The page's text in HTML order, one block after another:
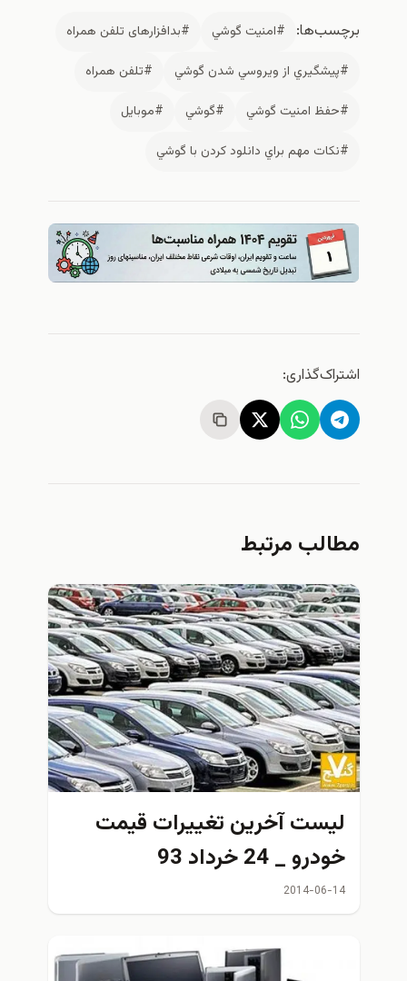
برچسب‌ها: #امنيت گوشي
#بدافزارهای تلفن همراه
#پيشگيري از ويروسي شدن گوشي
#تلفن همراه
#حفظ امنيت گوشي
#گوشي
#موبايل
#نكات مهم براي دانلود كردن با گوشي
اشتراک‌گذاری:
مطالب مرتبط
ليست آخرين تغييرات قيمت
خودرو _ 24 خرداد 93
2014-06-14